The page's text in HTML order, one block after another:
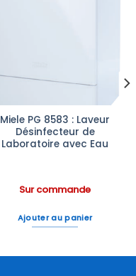
Miele PG 8583 : Laveur
Désinfecteur de
Laboratoire avec Eau
Sur commande
Ajouter au panier